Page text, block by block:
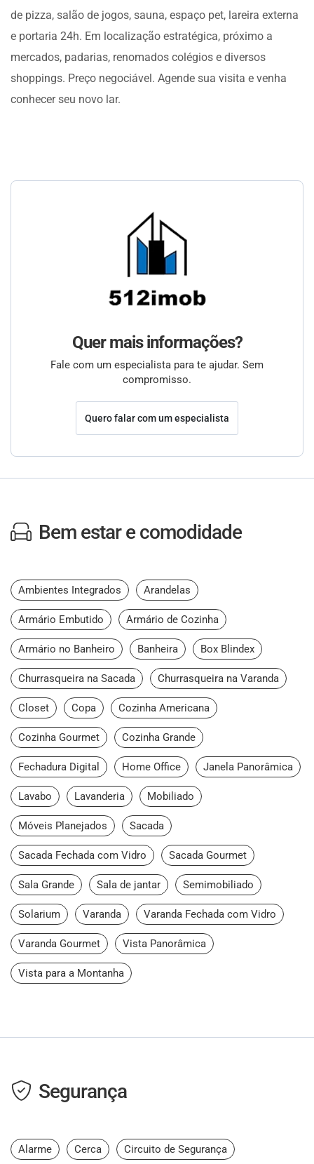
de pizza, salão de jogos, sauna, espaço pet, lareira externa
e portaria 24h. Em localização estratégica, próximo a
mercados, padarias, renomados colégios e diversos
shoppings. Preço negociável. Agende sua visita e venha
conhecer seu novo lar.
Quer mais informações?
Fale com um especialista para te ajudar. Sem
compromisso.
Quero falar com um especialista
Bem estar e comodidade
Ambientes Integrados Arandelas
Armário Embutido Armário de Cozinha
Armário no Banheiro Banheira Box Blindex
Churrasqueira na Sacada Churrasqueira na Varanda
Closet Copa Cozinha Americana
Cozinha Gourmet Cozinha Grande
Fechadura Digital Home Office Janela Panorâmica
Lavabo Lavanderia Mobiliado
Móveis Planejados Sacada
Sacada Fechada com Vidro Sacada Gourmet
Sala Grande Sala de jantar Semimobiliado
Solarium Varanda Varanda Fechada com Vidro
Varanda Gourmet Vista Panorâmica
Vista para a Montanha
Segurança
Alarme Cerca Circuito de Segurança